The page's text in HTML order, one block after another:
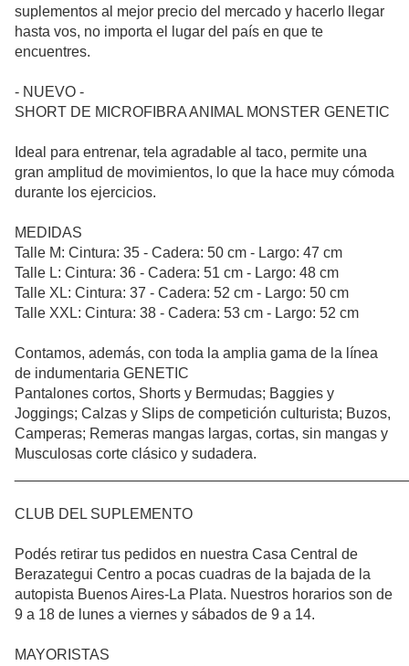
suplementos al mejor precio del mercado y hacerlo llegar
hasta vos, no importa el lugar del país en que te
encuentres.
- NUEVO -
SHORT DE MICROFIBRA ANIMAL MONSTER GENETIC
Ideal para entrenar, tela agradable al taco, permite una
gran amplitud de movimientos, lo que la hace muy cómoda
durante los ejercicios.
MEDIDAS
Talle M: Cintura: 35 - Cadera: 50 cm - Largo: 47 cm
Talle L: Cintura: 36 - Cadera: 51 cm - Largo: 48 cm
Talle XL: Cintura: 37 - Cadera: 52 cm - Largo: 50 cm
Talle XXL: Cintura: 38 - Cadera: 53 cm - Largo: 52 cm
Contamos, además, con toda la amplia gama de la línea
de indumentaria GENETIC
Pantalones cortos, Shorts y Bermudas; Baggies y
Joggings; Calzas y Slips de competición culturista; Buzos,
Camperas; Remeras mangas largas, cortas, sin mangas y
Musculosas corte clásico y sudadera.
CLUB DEL SUPLEMENTO
Podés retirar tus pedidos en nuestra Casa Central de
Berazategui Centro a pocas cuadras de la bajada de la
autopista Buenos Aires-La Plata. Nuestros horarios son de
9 a 18 de lunes a viernes y sábados de 9 a 14.
MAYORISTAS